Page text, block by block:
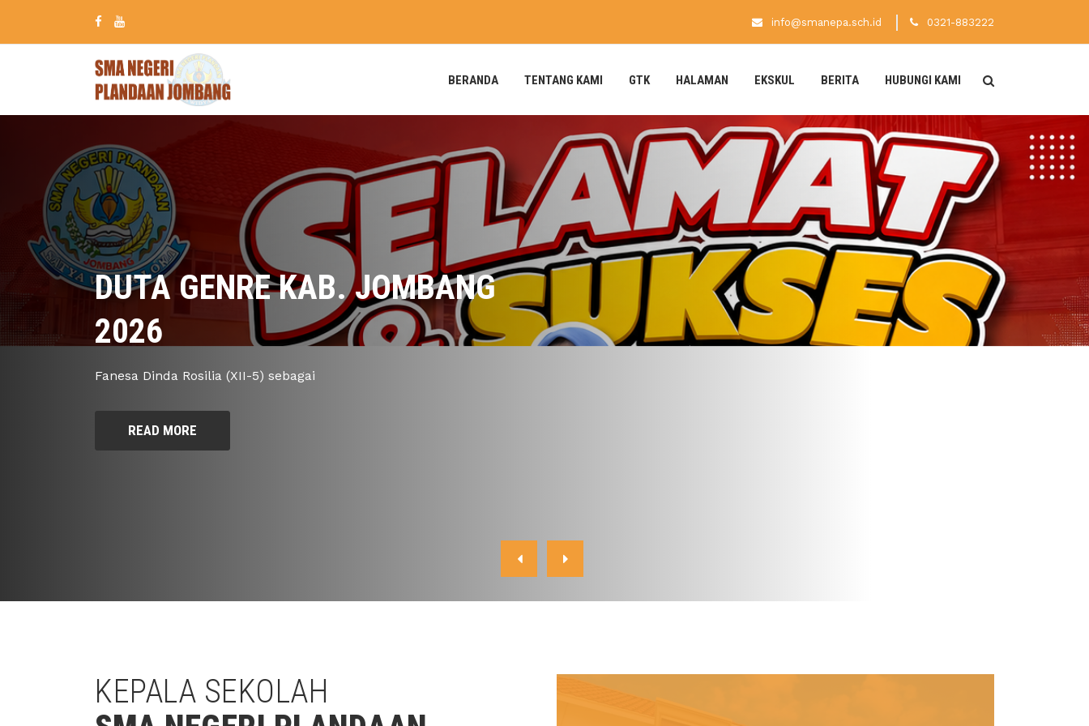
info@smanepa.sch.id 0321-883222
BERANDA TENTANG KAMI GTK HALAMAN EKSKUL BERITA HUBUNGI KAMI
KEPALA SEKOLAH